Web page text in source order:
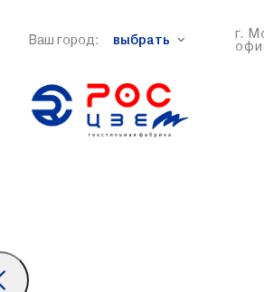
Ваш город: выбрать
г.